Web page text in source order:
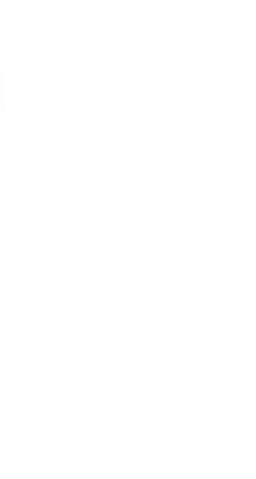
ein-/ausblenden